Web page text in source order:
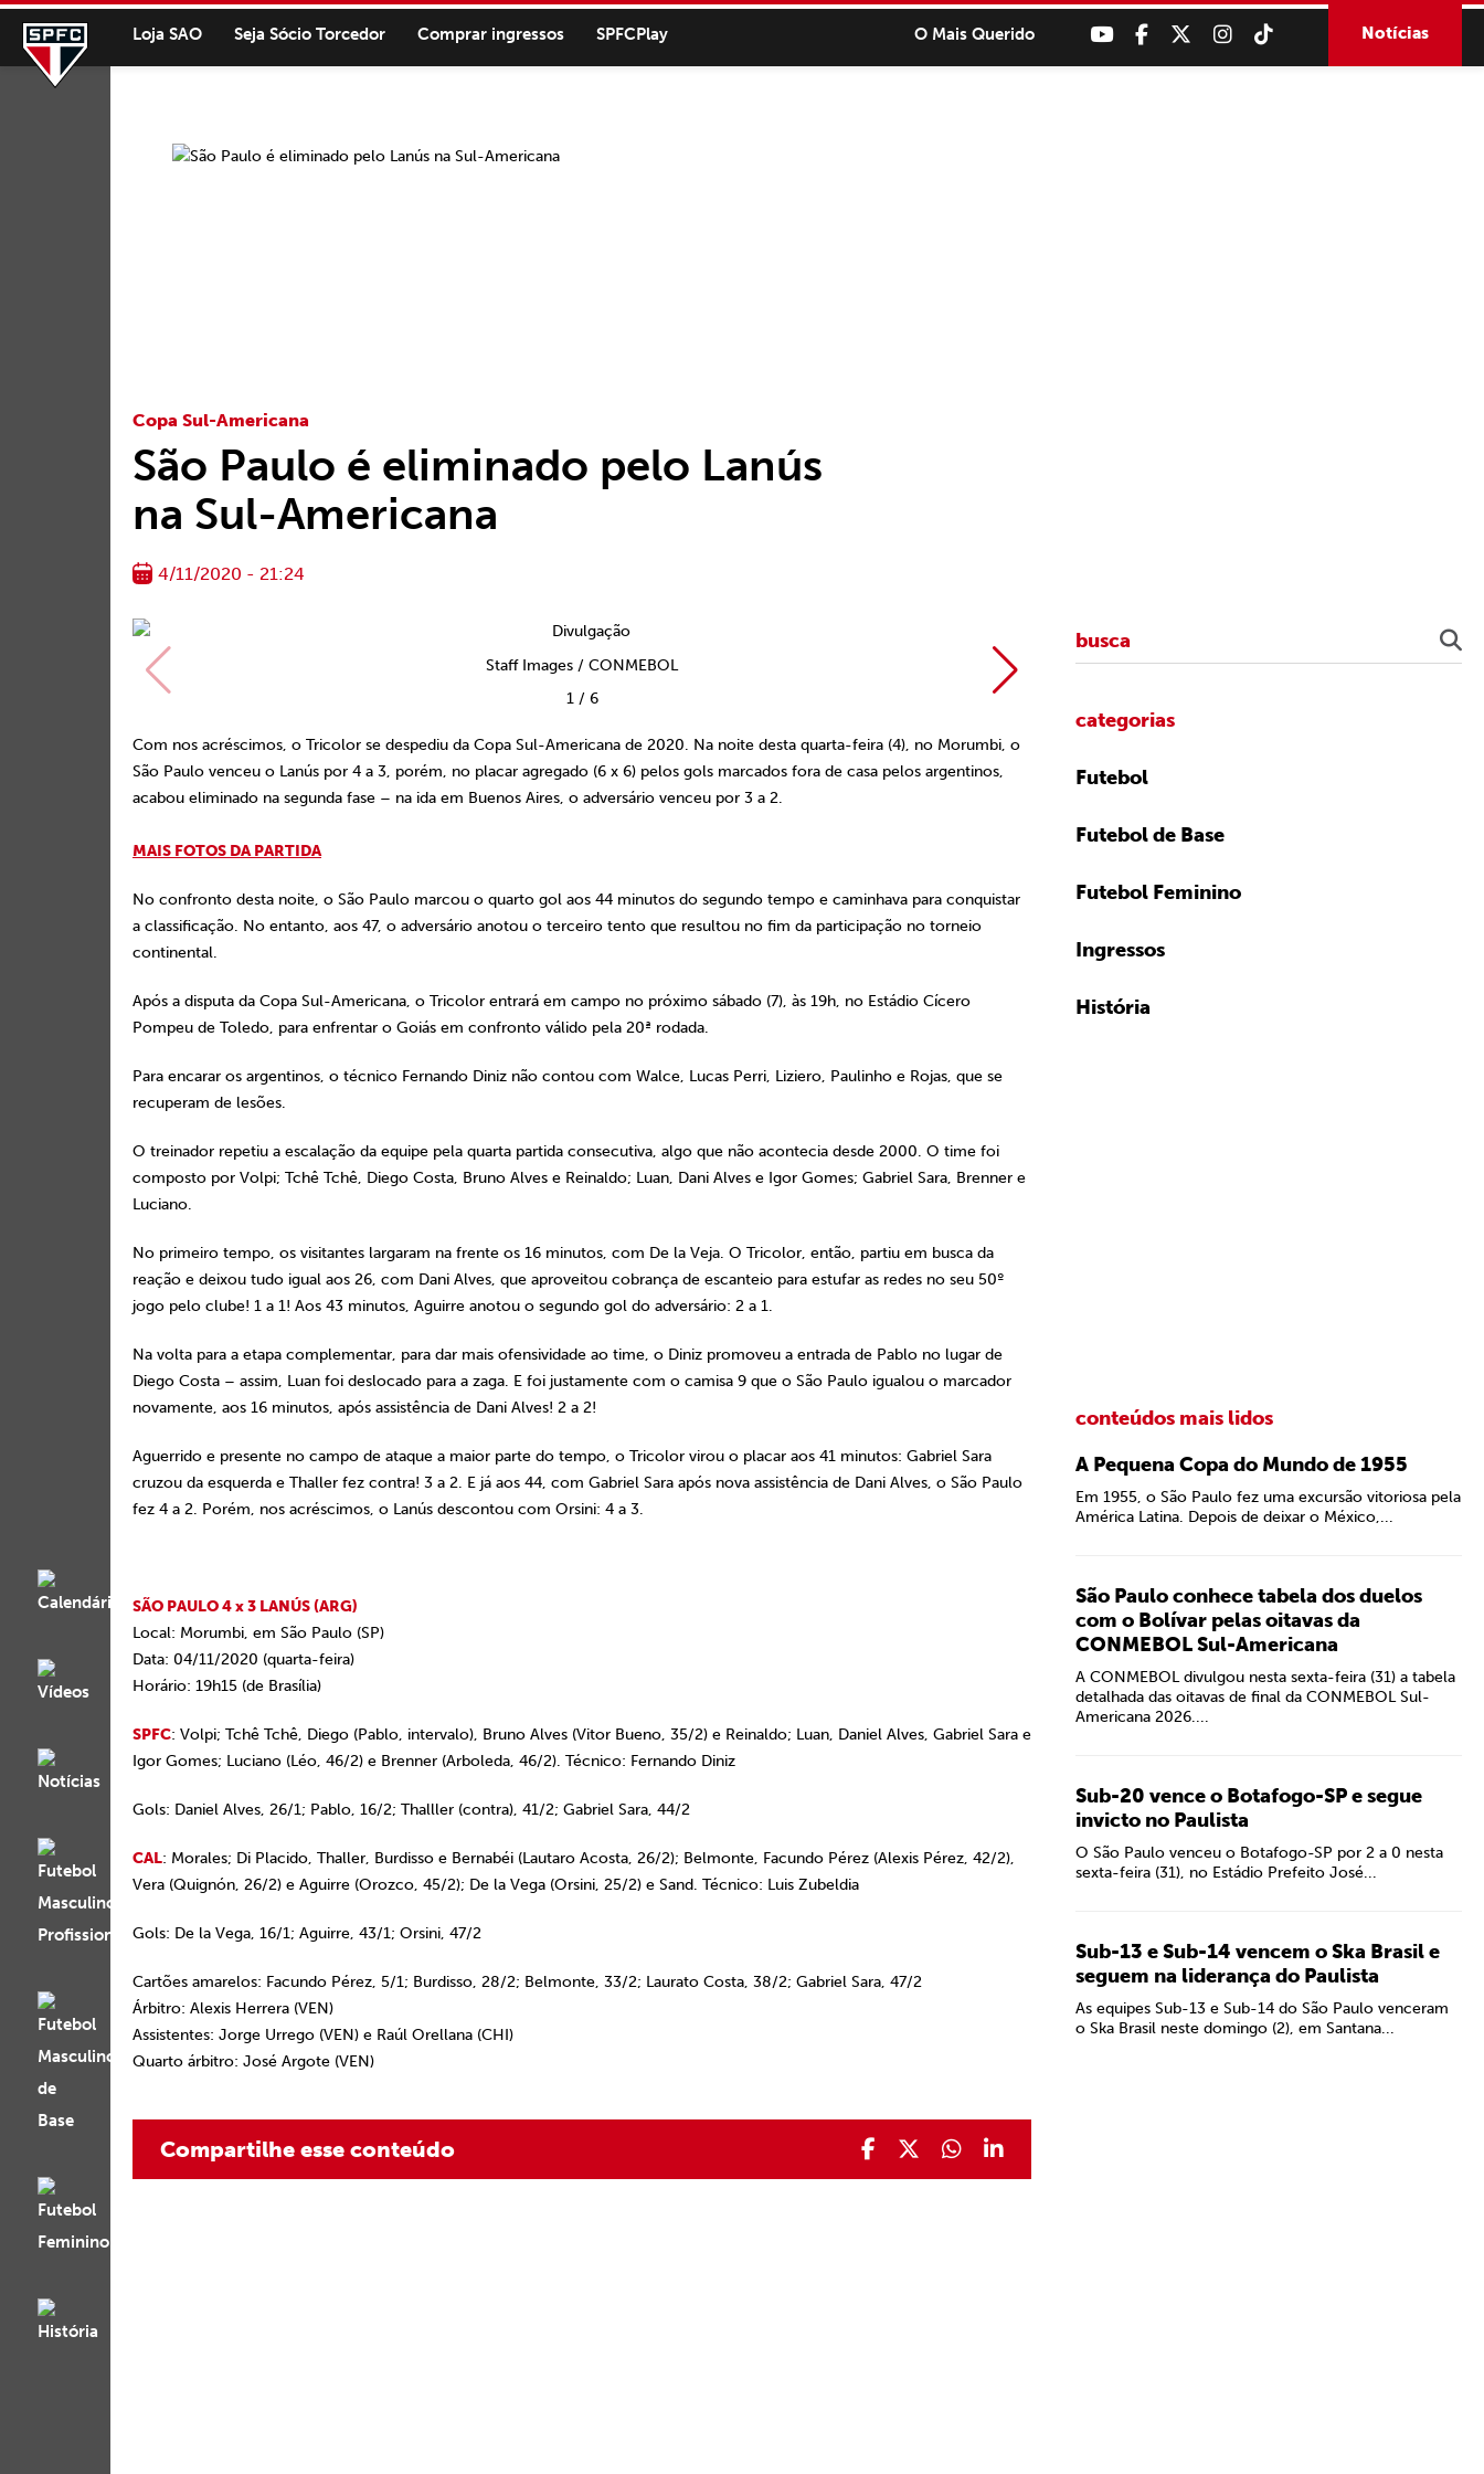
Loja SAO Seja Sócio Torcedor Comprar ingressos SPFCPlay O Mais Querido Notícias
Copa Sul-Americana
São Paulo é eliminado pelo Lanús
na Sul-Americana
4/11/2020 - 21:24
Staff Images / CONMEBOL
Staff Images
1/ 6
Com nos acréscimos, o Tricolor se despediu da Copa Sul-Americana de 2020. Na noite desta quarta-feira (4), no Morumbi, o
São Paulo venceu o Lanús por 4 a 3, porém, no placar agregado (6 x 6) pelos gols marcados fora de casa pelos argentinos,
acabou eliminado na segunda fase – na ida em Buenos Aires, o adversário venceu por 3 a 2.
MAIS FOTOS DA PARTIDA
No confronto desta noite, o São Paulo marcou o quarto gol aos 44 minutos do segundo tempo e caminhava para conquistar
a classificação. No entanto, aos 47, o adversário anotou o terceiro tento que resultou no fim da participação no torneio
continental.
Após a disputa da Copa Sul-Americana, o Tricolor entrará em campo no próximo sábado (7), às 19h, no Estádio Cícero
Pompeu de Toledo, para enfrentar o Goiás em confronto válido pela 20ª rodada.
Para encarar os argentinos, o técnico Fernando Diniz não contou com Walce, Lucas Perri, Liziero, Paulinho e Rojas, que se
recuperam de lesões.
O treinador repetiu a escalação da equipe pela quarta partida consecutiva, algo que não acontecia desde 2000. O time foi
composto por Volpi; Tchê Tchê, Diego Costa, Bruno Alves e Reinaldo; Luan, Dani Alves e Igor Gomes; Gabriel Sara, Brenner e
Luciano.
No primeiro tempo, os visitantes largaram na frente os 16 minutos, com De la Veja. O Tricolor, então, partiu em busca da
reação e deixou tudo igual aos 26, com Dani Alves, que aproveitou cobrança de escanteio para estufar as redes no seu 50º
jogo pelo clube! 1 a 1! Aos 43 minutos, Aguirre anotou o segundo gol do adversário: 2 a 1.
Na volta para a etapa complementar, para dar mais ofensividade ao time, o Diniz promoveu a entrada de Pablo no lugar de
Diego Costa – assim, Luan foi deslocado para a zaga. E foi justamente com o camisa 9 que o São Paulo igualou o marcador
novamente, aos 16 minutos, após assistência de Dani Alves! 2 a 2!
Aguerrido e presente no campo de ataque a maior parte do tempo, o Tricolor virou o placar aos 41 minutos: Gabriel Sara
cruzou da esquerda e Thaller fez contra! 3 a 2. E já aos 44, com Gabriel Sara após nova assistência de Dani Alves, o São Paulo
fez 4 a 2. Porém, nos acréscimos, o Lanús descontou com Orsini: 4 a 3.
SÃO PAULO 4 x 3 LANÚS (ARG)
Local: Morumbi, em São Paulo (SP)
Data: 04/11/2020 (quarta-feira)
Horário: 19h15 (de Brasília)
SPFC: Volpi; Tchê Tchê, Diego (Pablo, intervalo), Bruno Alves (Vitor Bueno, 35/2) e Reinaldo; Luan, Daniel Alves, Gabriel Sara e
Igor Gomes; Luciano (Léo, 46/2) e Brenner (Arboleda, 46/2). Técnico: Fernando Diniz
Gols: Daniel Alves, 26/1; Pablo, 16/2; Thalller (contra), 41/2; Gabriel Sara, 44/2
CAL: Morales; Di Placido, Thaller, Burdisso e Bernabéi (Lautaro Acosta, 26/2); Belmonte, Facundo Pérez (Alexis Pérez, 42/2),
Vera (Quignón, 26/2) e Aguirre (Orozco, 45/2); De la Vega (Orsini, 25/2) e Sand. Técnico: Luis Zubeldia
Gols: De la Vega, 16/1; Aguirre, 43/1; Orsini, 47/2
Cartões amarelos: Facundo Pérez, 5/1; Burdisso, 28/2; Belmonte, 33/2; Laurato Costa, 38/2; Gabriel Sara, 47/2
Árbitro: Alexis Herrera (VEN)
Assistentes: Jorge Urrego (VEN) e Raúl Orellana (CHI)
Quarto árbitro: José Argote (VEN)
Compartilhe esse conteúdo
categorias
Futebol
Futebol de Base
Futebol Feminino
Ingressos
História
conteúdos mais lidos
A Pequena Copa do Mundo de 1955
Em 1955, o São Paulo fez uma excursão vitoriosa pela
América Latina. Depois de deixar o México,...
São Paulo conhece tabela dos duelos
com o Bolívar pelas oitavas da
CONMEBOL Sul-Americana
A CONMEBOL divulgou nesta sexta-feira (31) a tabela
detalhada das oitavas de final da CONMEBOL Sul-
Americana 2026....
Sub-20 vence o Botafogo-SP e segue
invicto no Paulista
O São Paulo venceu o Botafogo-SP por 2 a 0 nesta
sexta-feira (31), no Estádio Prefeito José...
Sub-13 e Sub-14 vencem o Ska Brasil e
seguem na liderança do Paulista
As equipes Sub-13 e Sub-14 do São Paulo venceram
o Ska Brasil neste domingo (2), em Santana...